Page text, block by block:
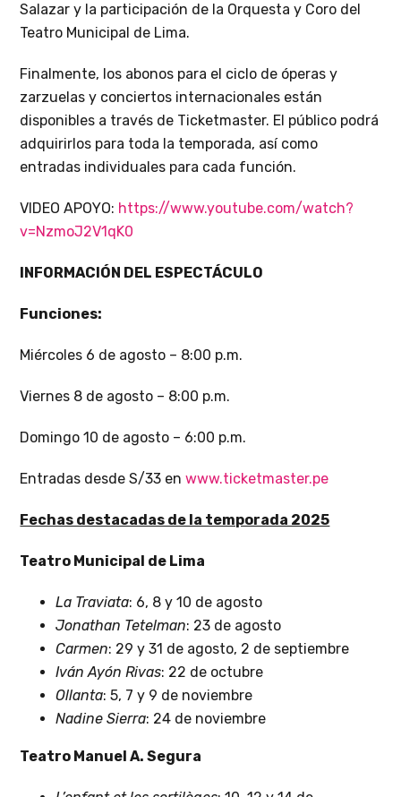
Salazar y la participación de la Orquesta y Coro del
Teatro Municipal de Lima.
Finalmente, los abonos para el ciclo de óperas y
zarzuelas y conciertos internacionales están
disponibles a través de Ticketmaster. El público podrá
adquirirlos para toda la temporada, así como
entradas individuales para cada función.
VIDEO APOYO: https://www.youtube.com/watch?
v=NzmoJ2V1qK0
INFORMACIÓN DEL ESPECTÁCULO
Funciones:
Miércoles 6 de agosto – 8:00 p.m.
Viernes 8 de agosto – 8:00 p.m.
Domingo 10 de agosto – 6:00 p.m.
Entradas desde S/33 enwww.ticketmaster.pe
Fechas destacadas de la temporada 2025
Teatro Municipal de Lima
La Traviata: 6, 8 y 10 de agosto
Jonathan Tetelman: 23 de agosto
Carmen: 29 y 31 de agosto, 2 de septiembre
Iván Ayón Rivas: 22 de octubre
Ollanta: 5, 7 y 9 de noviembre
Nadine Sierra: 24 de noviembre
Teatro Manuel A. Segura